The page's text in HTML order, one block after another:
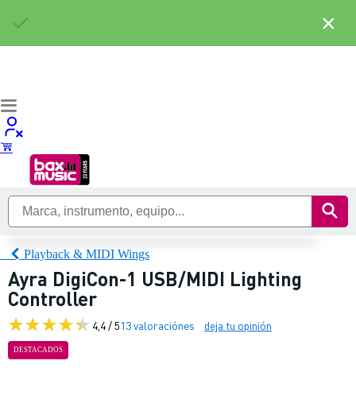
Playback & MIDI Wings
Ayra DigiCon-1 USB/MIDI Lighting
Controller
4,4 / 513 valoraciónes deja tu opinión
DESTACADOS
×